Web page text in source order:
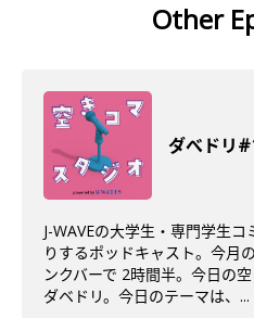
Other
ダべドリ
J-WAVEの大学生・専門学生
りするポッドキャスト。今月
ンクバーで 2時間半。今日の
ダベドリ。今日のテーマは、...